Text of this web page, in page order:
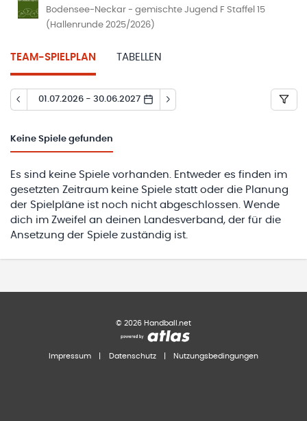
Bodensee-Neckar - gemischte Jugend F Staffel 15
(Hallenrunde 2025/2026)
TEAM-SPIELPLAN TABELLEN
01.07.2026 - 30.06.2027
Keine Spiele gefunden
Es sind keine Spiele vorhanden. Entweder es finden im
gesetzten Zeitraum keine Spiele statt oder die Planung
der Spielpläne ist noch nicht abgeschlossen. Wende
dich im Zweifel an deinen Landesverband, der für die
Ansetzung der Spiele zuständig ist.
© 2026 Handball.net
Impressum Datenschutz Nutzungsbedingungen